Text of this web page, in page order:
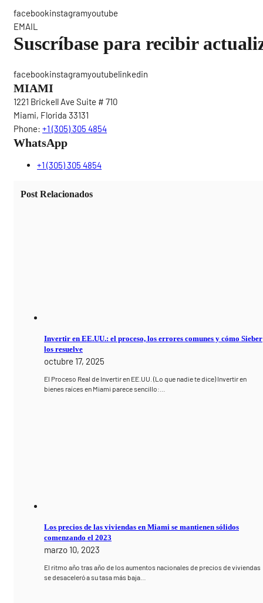
facebookinstagramyoutube
EMAIL
Suscríbase para recibir
facebookinstagramyoutubelinkedin
MIAMI
1221 Brickell Ave Suite # 710
Miami, Florida 33131
Phone: +1 (305) 305 4854
WhatsApp
+1 (305) 305 4854
Post Relacionados
Invertir en EE.UU.: el proceso, los errores comunes y cómo Sieber
los resuelve
octubre 17, 2025
El Proceso Real de Invertir en EE.UU. (Lo que nadie te dice) Invertir en
bienes raíces en Miami parece sencillo:…
Los precios de las viviendas en Miami se mantienen sólidos
comenzando el 2023
marzo 10, 2023
El ritmo año tras año de los aumentos nacionales de precios de viviendas
se desaceleró a su tasa más baja…